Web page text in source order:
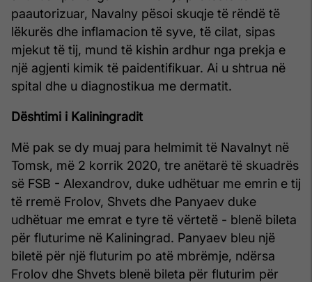
paautorizuar, Navalny pësoi skuqje të rëndë të
lëkurës dhe inflamacion të syve, të cilat, sipas
mjekut të tij, mund të kishin ardhur nga prekja e
një agjenti kimik të paidentifikuar. Ai u shtrua në
spital dhe u diagnostikua me dermatit.
Dështimi i Kaliningradit
Më pak se dy muaj para helmimit të Navalnyt në
Tomsk, më 2 korrik 2020, tre anëtarë të skuadrës
së FSB - Alexandrov, duke udhëtuar me emrin e tij
të rremë Frolov, Shvets dhe Panyaev duke
udhëtuar me emrat e tyre të vërtetë - blenë bileta
për fluturime në Kaliningrad. Panyaev bleu një
biletë për një fluturim po atë mbrëmje, ndërsa
Frolov dhe Shvets blenë bileta për fluturim për